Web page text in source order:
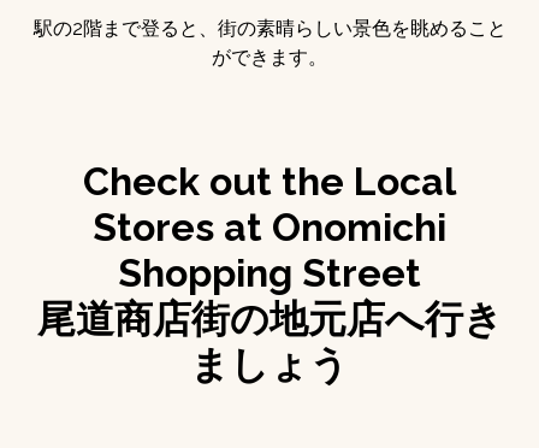
駅の2階まで登ると、街の素晴らしい景色を眺めること
ができます。
Check out the Local
Stores at Onomichi
Shopping Street
尾道商店街の地元店へ行き
ましょう